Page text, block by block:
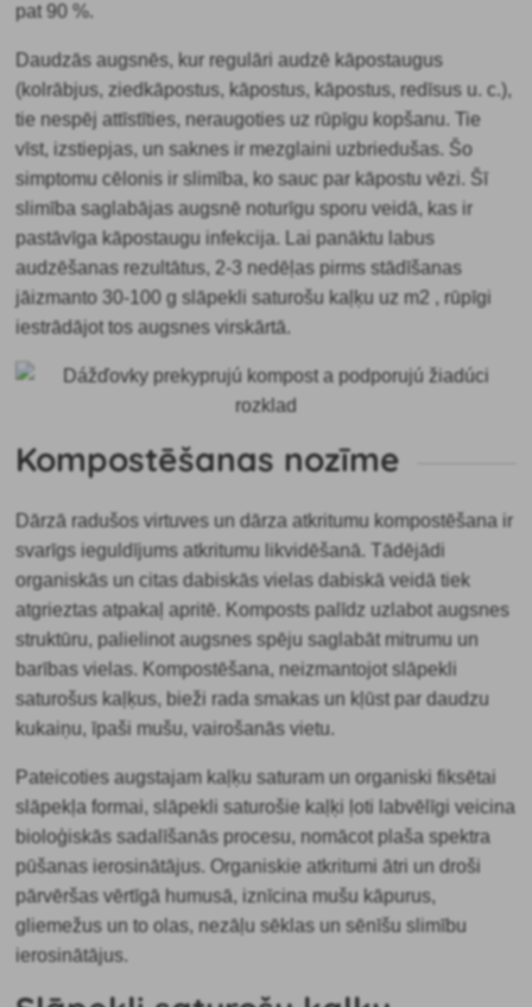
pat 90 %.
Daudzās augsnēs, kur regulāri audzē kāpostaugus
(kolrābjus, ziedkāpostus, kāpostus, kāpostus, redīsus u. c.),
tie nespēj attīstīties, neraugoties uz rūpīgu kopšanu. Tie
vīst, izstiepjas, un saknes ir mezglaini uzbriedušas. Šo
simptomu cēlonis ir slimība, ko sauc par kāpostu vēzi. Šī
slimība saglabājas augsnē noturīgu sporu veidā, kas ir
pastāvīga kāpostaugu infekcija. Lai panāktu labus
audzēšanas rezultātus, 2-3 nedēļas pirms stādīšanas
jāizmanto 30-100 g slāpekli saturošu kaļķu uz m2 , rūpīgi
iestrādājot tos augsnes virskārtā.
Kompostēšanas nozīme
Dārzā radušos virtuves un dārza atkritumu kompostēšana ir
svarīgs ieguldījums atkritumu likvidēšanā. Tādējādi
organiskās un citas dabiskās vielas dabiskā veidā tiek
atgrieztas atpakaļ apritē. Komposts palīdzuzlabot augsnes
struktūru, palielinot augsnes spēju saglabāt mitrumu un
barības vielas. Kompostēšana, neizmantojot slāpekli
saturošus kaļķus, bieži rada smakas un kļūst par daudzu
kukaiņu, īpaši mušu, vairošanās vietu.
Pateicoties augstajam kaļķu saturam un organiski fiksētai
slāpekļa formai, slāpekli saturošie kaļķi ļoti labvēlīgi veicina
bioloģiskās sadalīšanās procesu, nomācot plaša spektra
pūšanas ierosinātājus. Organiskie atkritumi ātri un droši
pārvēršas vērtīgā humusā, iznīcina mušu kāpurus,
gliemežus un to olas, nezāļu sēklas un sēnīšu slimību
ierosinātājus.